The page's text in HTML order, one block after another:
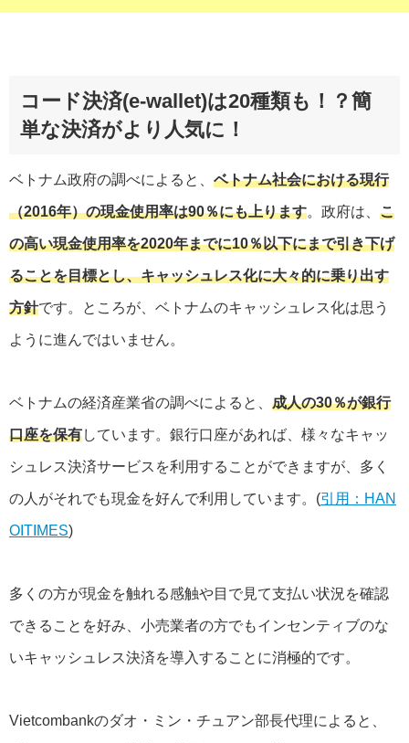
コード決済(e-wallet)は20種類も！？簡
単な決済がより人気に！
ベトナム政府の調べによると、 ベトナム社会における現行
（2016年）の現金使用率は90％にも上ります。政府は、 こ
の高い現金使用率を2020年までに10％以下にまで引き下げ
ることを目標とし、キャッシュレス化に大々的に乗り出す
方針です。ところが、ベトナムのキャッシュレス化は思う
ように進んではいません。
ベトナムの経済産業省の調べによると、 成人の30％が銀行
口座を保有しています。銀行口座があれば、様々なキャッ
シュレス決済サービスを利用することができますが、多く
の人がそれでも現金を好んで利用しています。(引用：HAN
OITIMES)
多くの方が現金を触れる感触や目で見て支払い状況を確認
できることを好み、小売業者の方でもインセンティブのな
いキャッシュレス決済を導入することに消極的です。
Vietcombankのダオ・ミン・チュアン部長代理によると、